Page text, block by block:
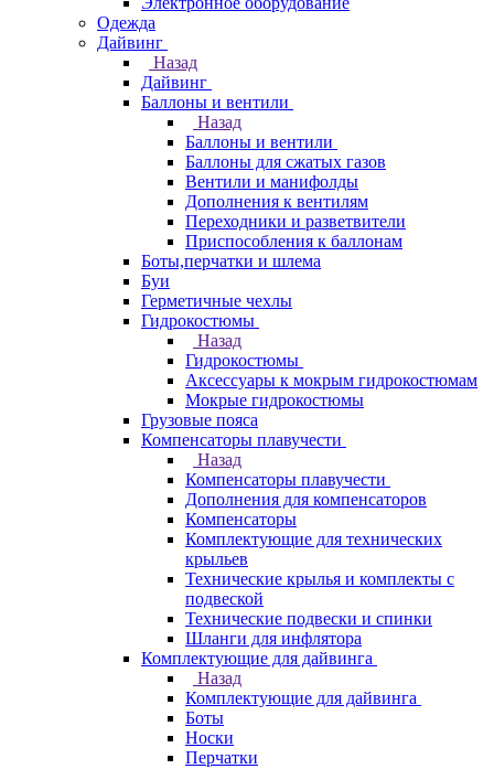
Одежда
Дайвинг
Назад
Дайвинг
Баллоны и вентили
Назад
Баллоны и вентили
Баллоны для сжатых газов
Вентили и манифолды
Дополнения к вентилям
Переходники и разветвители
Приспособления к баллонам
Боты,перчатки и шлема
Буи
Герметичные чехлы
Гидрокостюмы
Назад
Гидрокостюмы
Аксессуары к мокрым гидрокостюмам
Мокрые гидрокостюмы
Грузовые пояса
Компенсаторы плавучести
Назад
Компенсаторы плавучести
Дополнения для компенсаторов
Компенсаторы
Комплектующие для технических
крыльев
Технические крылья и комплекты с
подвеской
Технические подвески и спинки
Шланги для инфлятора
Комплектующие для дайвинга
Назад
Комплектующие для дайвинга
Боты
Носки
Перчатки